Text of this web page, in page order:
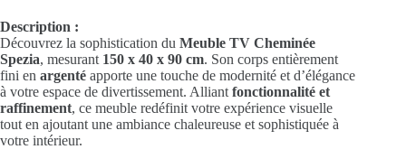
Description :
Découvrez la sophistication du Meuble TV Cheminée
Spezia, mesurant 150 x 40 x 90 cm. Son corps entièrement
fini en argenté apporte une touche de modernité et d’élégance
à votre espace de divertissement. Alliant fonctionnalité et
raffinement, ce meuble redéfinit votre expérience visuelle
tout en ajoutant une ambiance chaleureuse et sophistiquée à
votre intérieur.